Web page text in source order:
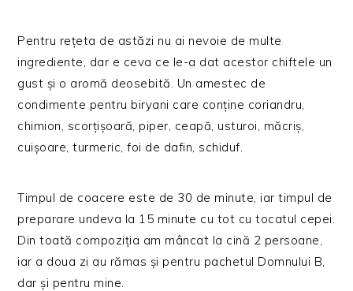
Pentru rețeta de astăzi nu ai nevoie de multe
ingrediente, dar e ceva ce le-a dat acestor chiftele un
gust și o aromă deosebită. Un amestec de
condimente pentru biryani care conține coriandru,
chimion, scorțișoară, piper, ceapă, usturoi, măcriș,
cuișoare, turmeric, foi de dafin, schiduf.
Timpul de coacere este de 30 de minute, iar timpul de
preparare undeva la 15 minute cu tot cu tocatul cepei.
Din toată compoziția am mâncat la cină 2 persoane,
iar a doua zi au rămas și pentru pachetul Domnului B,
dar și pentru mine.